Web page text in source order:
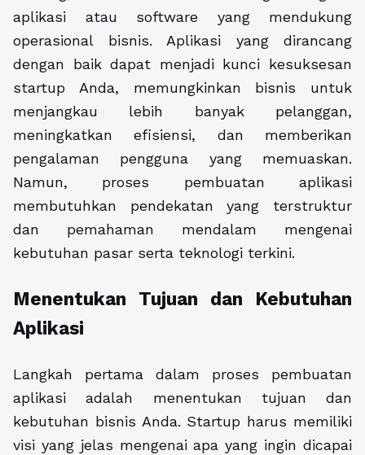
aplikasi atau software yang mendukung
operasional bisnis. Aplikasi yang dirancang
dengan baik dapat menjadi kunci kesuksesan
startup Anda, memungkinkan bisnis untuk
menjangkau lebih banyak pelanggan,
meningkatkan efisiensi, dan memberikan
pengalaman pengguna yang memuaskan.
Namun, proses pembuatan aplikasi
membutuhkan pendekatan yang terstruktur
dan pemahaman mendalam mengenai
kebutuhan pasar serta teknologi terkini.
Menentukan Tujuan dan Kebutuhan
Aplikasi
Langkah pertama dalam proses pembuatan
aplikasi adalah menentukan tujuan dan
kebutuhan bisnis Anda. Startup harus memiliki
visi yang jelas mengenai apa yang ingin dicapai